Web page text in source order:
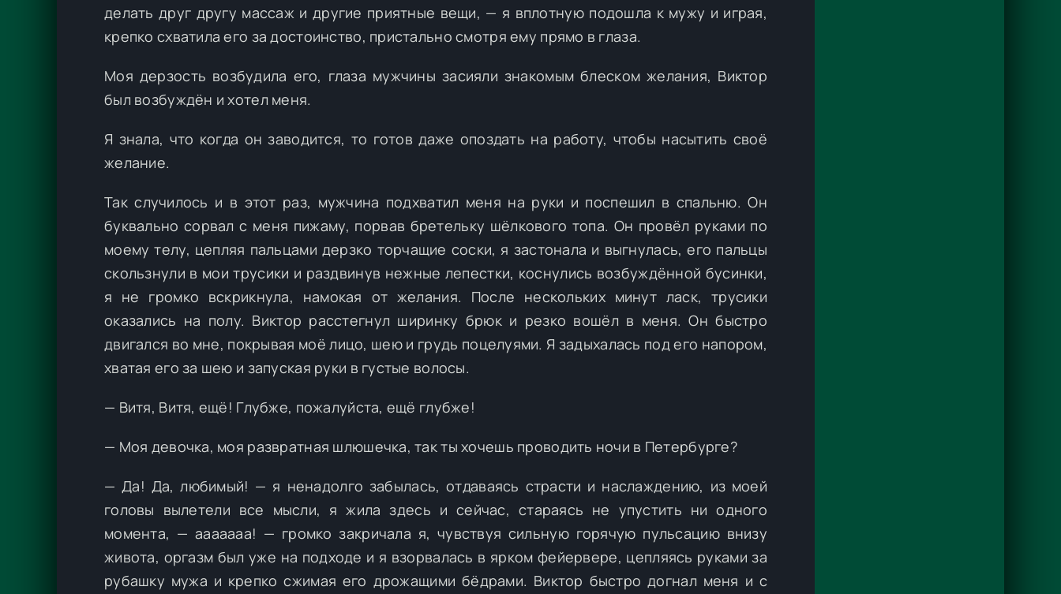
делать друг другу массаж и другие приятные вещи, — я вплотную подошла к мужу и играя,
крепко схватила его за достоинство, пристально смотря ему прямо в глаза.
Моя дерзость возбудила его, глаза мужчины засияли знакомым блеском желания, Виктор
был возбуждён и хотел меня.
Я знала, что когда он заводится, то готов даже опоздать на работу, чтобы насытить своё
желание.
Так случилось и в этот раз, мужчина подхватил меня на руки и поспешил в спальню. Он
буквально сорвал с меня пижаму, порвав бретельку шёлкового топа. Он провёл руками по
моему телу, цепляя пальцами дерзко торчащие соски, я застонала и выгнулась, его пальцы
скользнули в мои трусики и раздвинув нежные лепестки, коснулись возбуждённой бусинки,
я не громко вскрикнула, намокая от желания. После нескольких минут ласк, трусики
оказались на полу. Виктор расстегнул ширинку брюк и резко вошёл в меня. Он быстро
двигался во мне, покрывая моё лицо, шею и грудь поцелуями. Я задыхалась под его напором,
хватая его за шею и запуская руки в густые волосы.
— Витя, Витя, ещё! Глубже, пожалуйста, ещё глубже!
— Моя девочка, моя развратная шлюшечка, так ты хочешь проводить ночи в Петербурге?
— Да! Да, любимый! — я ненадолго забылась, отдаваясь страсти и наслаждению, из моей
головы вылетели все мысли, я жила здесь и сейчас, стараясь не упустить ни одного
момента, — ааааааа! — громко закричала я, чувствуя сильную горячую пульсацию внизу
живота, оргазм был уже на подходе и я взорвалась в ярком фейервере, цепляясь руками за
рубашку мужа и крепко сжимая его дрожащими бёдрами. Виктор быстро догнал меня и с